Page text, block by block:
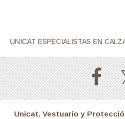
UNICAT ESPECIALISTAS EN
Unicat. Vestuario y